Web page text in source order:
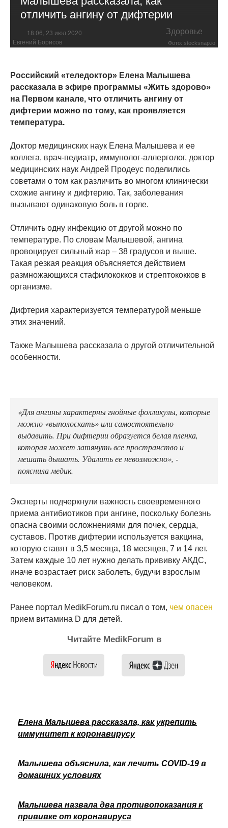
отличить ангину от дифтерии
18:06, 23 июл 2020 Здоровье
Евгений Борисов Фото: stocksnap.io
Российский «теледоктор» Елена Малышева
рассказала в эфире программы «Жить здорово»
на Первом канале, что отличить ангину от
дифтерии можно по тому, как проявляется
температура.
Доктор медицинских наук Елена Малышева и ее
коллега, врач-педиатр, иммунолог-аллерголог, доктор
медицинских наук Андрей Продеус поделились
советами о том как различить во многом клинически
схожие ангину и дифтерию. Так, заболевания
вызывают одинаковую боль в горле.
Отличить одну инфекцию от другой можно по
температуре. По словам Малышевой, ангина
провоцирует сильный жар – 38 градусов и выше.
Такая резкая реакция объясняется действием
размножающихся стафилококков и стрептококков в
организме.
Дифтерия характеризуется температурой меньше
этих значений.
Также Малышева рассказала о другой отличительной
особенности.
«Для ангины характерны гнойные фолликулы, которые
можно «выполоскать» или самостоятельно
выдавить. При дифтерии образуется белая пленка,
которая может затянуть все пространство и
мешать дышать. Удалить ее невозможно», -
пояснила медик.
Эксперты подчеркнули важность своевременного
приема антибиотиков при ангине, поскольку болезнь
опасна своими осложнениями для почек, сердца,
суставов. Против дифтерии используется вакцина,
которую ставят в 3,5 месяца, 18 месяцев, 7 и 14 лет.
Затем каждые 10 лет нужно делать прививку АКДС,
иначе возрастает риск заболеть, будучи взрослым
человеком.
Ранее портал MedikForum.ru писал о том, чем опасен
прием витамина D для детей.
Читайте MedikForum в
Елена Малышева рассказала, как укрепить
иммунитет к коронавирусу
Малышева объяснила, как лечить COVID-19 в
домашних условиях
Малышева назвала два противопоказания к
прививке от коронавируса